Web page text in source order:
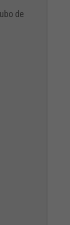
de